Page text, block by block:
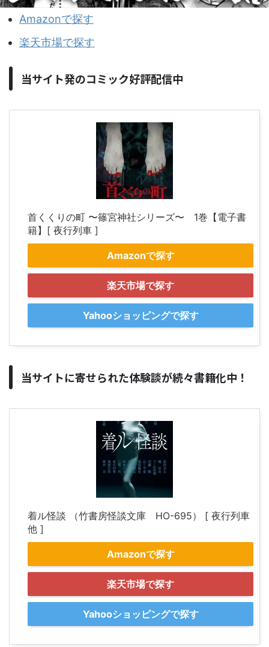
Amazonで探す
楽天市場で探す
当サイト発のコミック好評配信中
首くくりの町 〜篠宮神社シリーズ〜 1巻【電子書
籍】[ 夜行列車 ]
Amazonで探す
楽天市場で探す
Yahooショッピングで探す
当サイトに寄せられた体験談が続々書籍化中！
着ル怪談 （竹書房怪談文庫 HO-695） [ 夜行列車
他 ]
Amazonで探す
楽天市場で探す
Yahooショッピングで探す